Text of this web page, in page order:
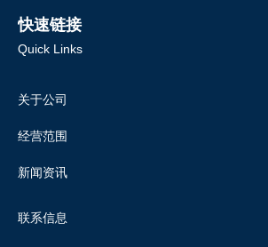
快速链接
Quick Links
关于公司
经营范围
新闻资讯
联系信息